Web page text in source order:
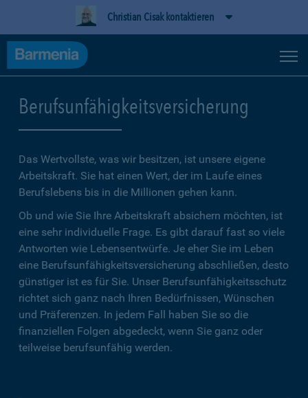
Christian Cisak kontaktieren
Berufsunfähigkeitsversicherung
Das Wertvollste, was wir besitzen, ist unsere eigene
Arbeitskraft. Sie hat einen Wert, der im Laufe eines
Berufslebens bis in die Millionen gehen kann.
Ob und wie Sie Ihre Arbeitskraft absichern möchten, ist
eine sehr individuelle Frage. Es gibt darauf fast so viele
Antworten wie Lebensentwürfe. Je eher Sie im Leben
eine Berufsunfähigkeitsversicherung abschließen, desto
günstiger ist es für Sie. Unser Berufsunfähigkeitsschutz
richtet sich ganz nach Ihren Bedürfnissen, Wünschen
und Präferenzen. In jedem Fall haben Sie so die
finanziellen Folgen abgedeckt, wenn Sie ganz oder
teilweise berufsunfähig werden.